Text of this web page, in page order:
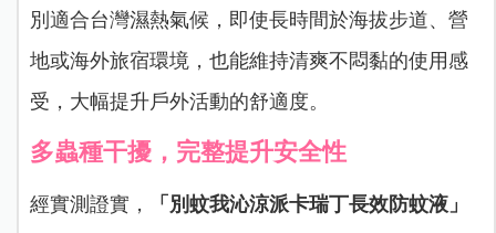
別適合台灣濕熱氣候，即使長時間於海拔步道、營
地或海外旅宿環境，也能維持清爽不悶黏的使用感
受，大幅提升戶外活動的舒適度。
多蟲種干擾，完整提升安全性
經實測證實，
「別蚊我沁涼派卡瑞丁長效防蚊液」